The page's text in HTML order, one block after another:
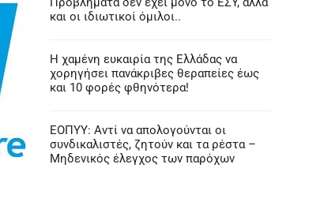
και οι ιδιωτικοί όμιλοι..
Η χαμένη ευκαιρία της Ελλάδας να
χορηγήσει πανάκριβες θεραπείες έως
και 10 φορές φθηνότερα!
ΕΟΠΥΥ: Αντί να απολογούνται οι
συνδικαλιστές, ζητούν και τα ρέστα –
Μηδενικός έλεγχος των παρόχων